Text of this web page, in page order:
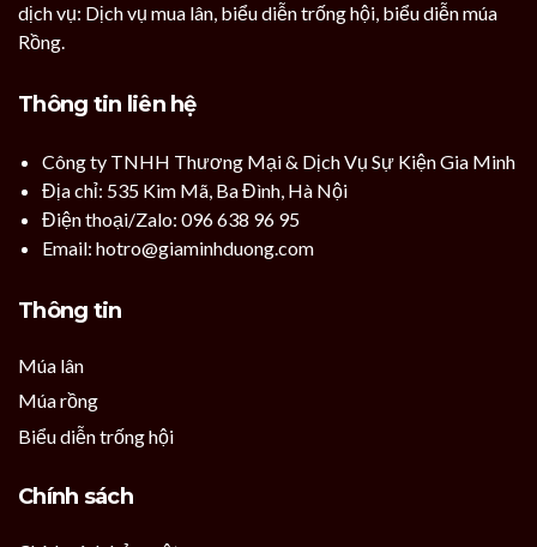
dịch vụ: Dịch vụ mua lân, biểu diễn trống hội, biểu diễn múa
Rồng.
Thông tin liên hệ
Công ty TNHH Thương Mại & Dịch Vụ Sự Kiện Gia Minh
Địa chỉ: 535 Kim Mã, Ba Đình, Hà Nội
Điện thoại/Zalo: 096 638 96 95
Email: hotro@giaminhduong.com
Thông tin
Múa lân
Múa rồng
Biểu diễn trống hội
Chính sách